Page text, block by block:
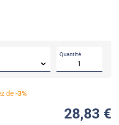
Quantité
de-3%
28,83 €